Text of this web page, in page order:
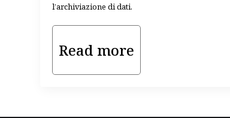
l’archiviazione di dati.
Read more